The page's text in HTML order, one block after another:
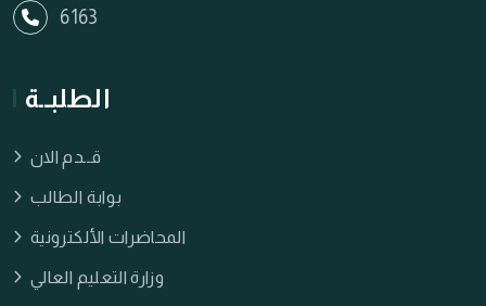
6163
الطلبــة
قــدم الان
بوابة الطالب
المحاضرات الألكترونية
وزارة التعليم العالي